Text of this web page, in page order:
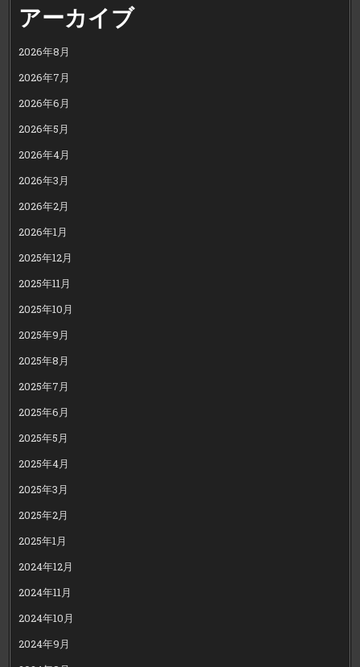
アーカイブ
2026年8月
2026年7月
2026年6月
2026年5月
2026年4月
2026年3月
2026年2月
2026年1月
2025年12月
2025年11月
2025年10月
2025年9月
2025年8月
2025年7月
2025年6月
2025年5月
2025年4月
2025年3月
2025年2月
2025年1月
2024年12月
2024年11月
2024年10月
2024年9月